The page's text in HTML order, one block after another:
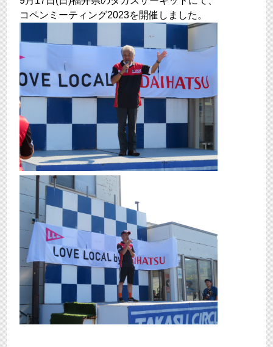
コペンミーティング2023を開催しました。